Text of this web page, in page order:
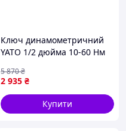
Ключ динамометричний
YATO 1/2 дюйма 10-60 Нм
нарізних з'єднань
2 935 ₴
5 870₴
Купити